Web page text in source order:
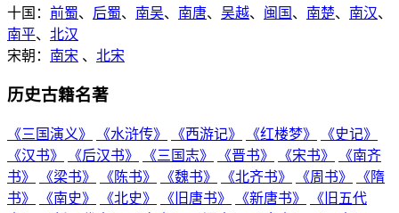
十国： 前蜀、 后蜀、 南吴、 南唐、 吴越、 闽国 、 南楚、 南汉、
南平、 北汉
宋朝： 南宋 、 北宋
历史古籍名著
《三国演义》 《水浒传》 《西游记》 《红楼梦》
《史记》
《汉书》
《后汉书》 《三国志》 《晋书》 《宋书》
《南齐
书》
《梁书》 《陈书》 《魏书》 《北齐书》 《周书》
《隋
书》
《南史》 《北史》 《旧唐书》 《新唐书》
《旧五代